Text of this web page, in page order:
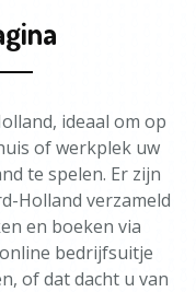
ideaal om op
of werkplek uw
te spelen. Er zijn
Holland verzameld
en boeken via
bedrijfsuitje
of dat dacht u van